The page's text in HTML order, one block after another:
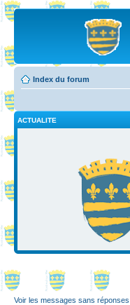
Index du forum
ACTUALITE
Voir les messages sans réponses